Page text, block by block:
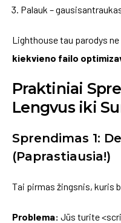
Palauk –
Lighthouse tau parodys
kiekvieno failo
Praktiniai
Lengvus iki
Sprendimas 1:
(Paprastiausia!)
Tai pirmas žingsnis, kuris
Problema: Jūs turite